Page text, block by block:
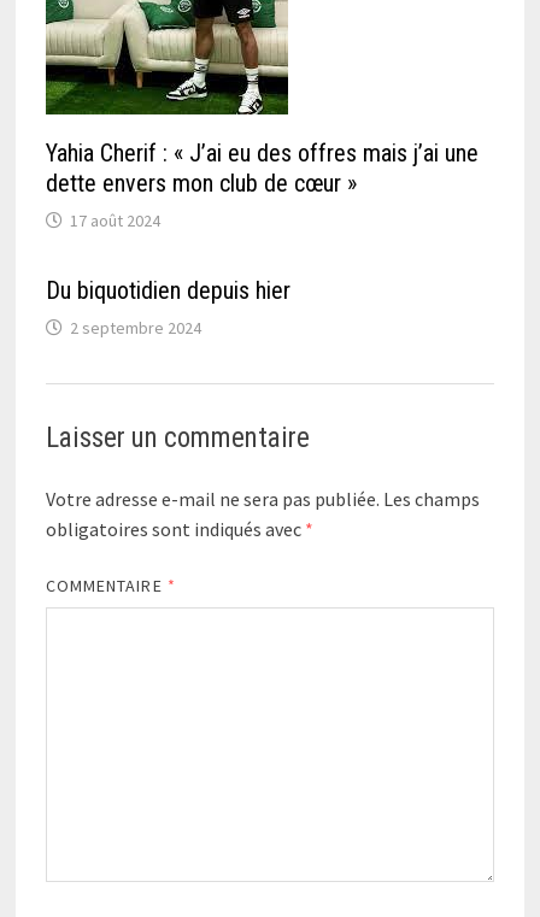
Yahia Cherif : « J’ai eu des offres mais j’ai une
dette envers mon club de cœur »
17 août 2024
Du biquotidien depuis hier
2 septembre 2024
Laisser un commentaire
Votre adresse e-mail ne sera pas publiée. Les champs
obligatoires sont indiqués avec *
COMMENTAIRE *